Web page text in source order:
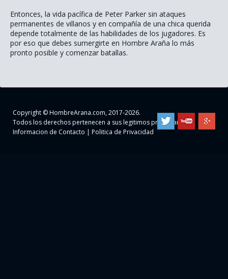
Entonces, la vida pacífica de Peter Parker sin ataques
permanentes de villanos y en compañía de una chica querida
depende totalmente de las habilidades de los jugadores. Es
por eso que debes sumergirte en Hombre Araña lo más
pronto posible y comenzar batallas.
Copyright ©HombreArana.com, 2017-2026.
Todos los derechos pertenecen a sus legitimos propietarios
Informacion de Contacto | Politica de Privacidad